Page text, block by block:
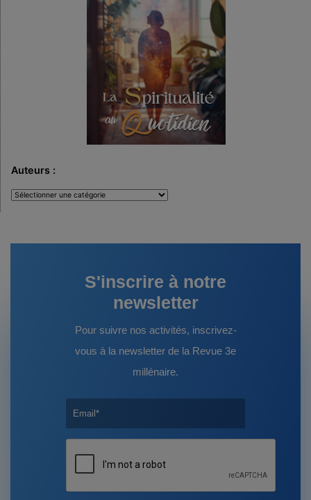
Auteurs :
Auteurs
S'inscrire à notre
newsletter
Pour suivre nos activités, inscrivez-
vous à la newsletter de la Revue 3e
millénaire.